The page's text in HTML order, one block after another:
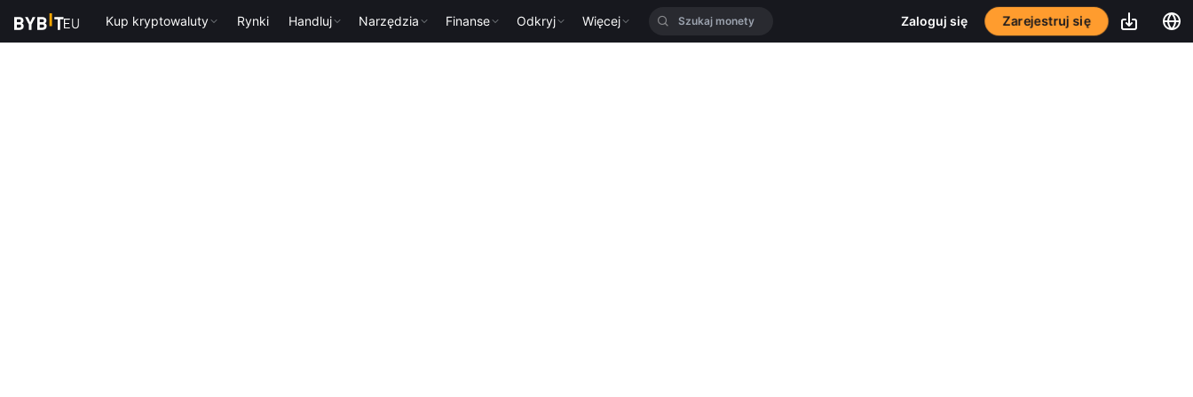
Kup kryptowaluty Rynki Handluj Narzędzia Finanse Odkryj Więcej Zaloguj się Zarejestruj się